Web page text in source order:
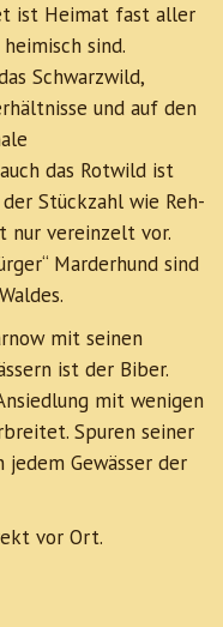
ist Heimat fast aller
sind.
Schwarzwild,
und auf den
das Rotwild ist
Stückzahl wie Reh-
nur vereinzelt vor.
Marderhund sind
mit seinen
ist der Biber.
mit wenigen
Spuren seiner
Gewässer der
vor Ort.